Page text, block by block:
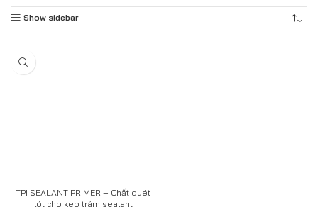
Show sidebar
TPI SEALANT PRIMER – Chất quét
lót cho keo trám sealant